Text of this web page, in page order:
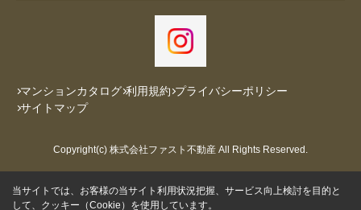
マンションカタログ 利用規約 プライバシーポリシー
サイトマップ
Copyright(c) 株式会社ファスト不動産 All Rights Reserved.
当サイトでは、お客様の当サイト利用状況把握、サービス向上検討を目的と
して、クッキー（Cookie）を使用しています。